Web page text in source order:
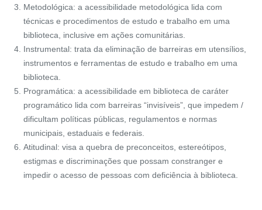
Metodológica: a acessibilidade metodológica lida com
técnicas e procedimentos de estudo e trabalho em uma
biblioteca, inclusive em ações comunitárias.
Instrumental: trata da eliminação de barreiras em utensílios,
instrumentos e ferramentas de estudo e trabalho em uma
biblioteca.
Programática: a acessibilidade em biblioteca de caráter
programático lida com barreiras “invisíveis”, que impedem /
dificultam políticas públicas, regulamentos e normas
municipais, estaduais e federais.
Atitudinal: visa a quebra de preconceitos, estereótipos,
estigmas e discriminações que possam constranger e
impedir o acesso de pessoas com deficiência à biblioteca.